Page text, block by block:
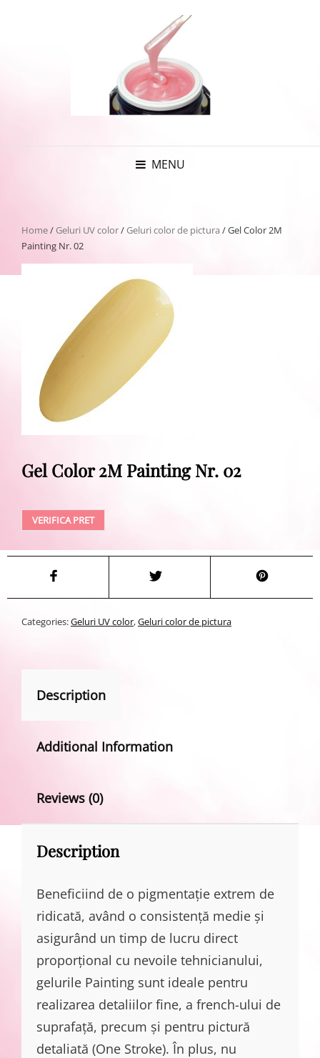
MENU
Home/Geluri UV color/Geluri color de pictura/ Gel Color 2M
Painting Nr. 02
Gel Color 2M Painting Nr. 02
VERIFICA PRET
Categories:Geluri UV color,Geluri color de pictura
Description
Additional Information
Reviews (0)
Description
Beneficiind de o pigmentație extrem de
ridicată, având o consistență medie și
asigurând un timp de lucru direct
proporțional cu nevoile tehnicianului,
gelurile Painting sunt ideale pentru
realizarea detaliilor fine, a french-ului de
suprafață, precum și pentru pictură
detaliată (One Stroke). În plus, nu